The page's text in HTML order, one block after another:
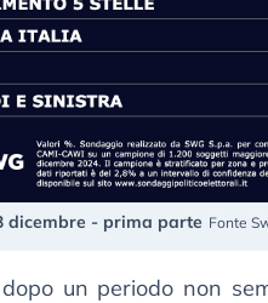
dicembre - prima parte Fonte
un periodo non